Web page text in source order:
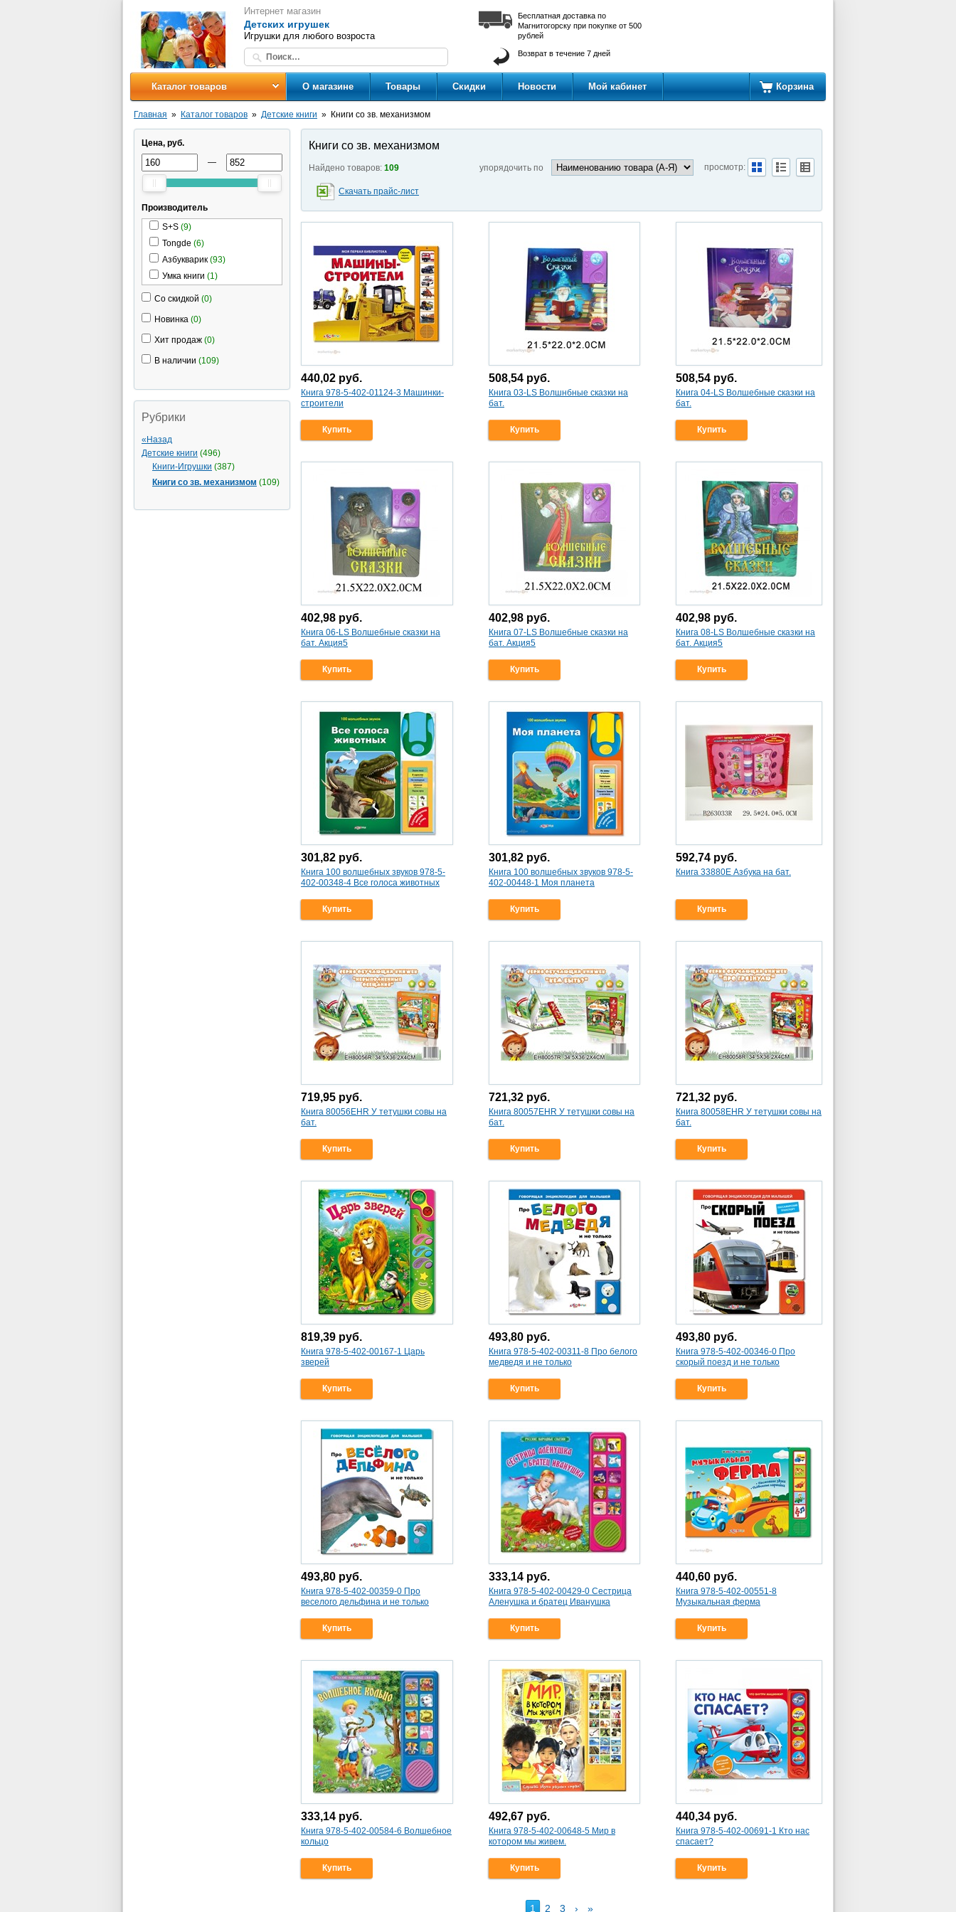
Интернет магазин
Детских игрушек
Игрушки для любого возроста
Бесплатная доставка по
Магнитогорску при покупке от 500
рублей
Возврат в течение 7 дней
Каталог товаров Корзина
О магазине Товары Скидки Новости Мой кабинет
Главная Каталог товаров Детские книги Книги со зв. механизмом
Цена, руб.
—
Производитель
S+S (9)
Tongde (6)
Азбукварик (93)
Умка книги (1)
Со скидкой (0)
Новинка (0)
Хит продаж (0)
В наличии (109)
Рубрики
«Назад
Детские книги (496)
Книги-Игрушки (387)
Книги со зв. механизмом (109)
Книги со зв. механизмом
Найдено товаров: 109 упорядочить по просмотр:
Скачать прайс-лист
440,02 руб.
Книга 978-5-402-01124-3 Машинки-
строители
Купить
508,54 руб.
Книга 03-LS Волшнбные сказки на
бат.
Купить
508,54 руб.
Книга 04-LS Волшебные сказки на
бат.
Купить
402,98 руб.
Книга 06-LS Волшебные сказки на
бат. Акция5
Купить
402,98 руб.
Книга 07-LS Волшебные сказки на
бат. Акция5
Купить
402,98 руб.
Книга 08-LS Волшебные сказки на
бат. Акция5
Купить
301,82 руб.
Книга 100 волшебных звуков 978-5-
402-00348-4 Все голоса животных
Купить
301,82 руб.
Книга 100 волшебных звуков 978-5-
402-00448-1 Моя планета
Купить
592,74 руб.
Книга 33880Е Азбука на бат.
Купить
719,95 руб.
Книга 80056EHR У тетушки совы на
бат.
Купить
721,32 руб.
Книга 80057EHR У тетушки совы на
бат.
Купить
721,32 руб.
Книга 80058EHR У тетушки совы на
бат.
Купить
819,39 руб.
Книга 978-5-402-00167-1 Царь
зверей
Купить
493,80 руб.
Книга 978-5-402-00311-8 Про белого
медведя и не только
Купить
493,80 руб.
Книга 978-5-402-00346-0 Про
скорый поезд и не только
Купить
493,80 руб.
Книга 978-5-402-00359-0 Про
веселого дельфина и не только
Купить
333,14 руб.
Книга 978-5-402-00429-0 Сестрица
Аленушка и братец Иванушка
Купить
440,60 руб.
Книга 978-5-402-00551-8
Музыкальная ферма
Купить
333,14 руб.
Книга 978-5-402-00584-6 Волшебное
кольцо
Купить
492,67 руб.
Книга 978-5-402-00648-5 Мир в
котором мы живем.
Купить
440,34 руб.
Книга 978-5-402-00691-1 Кто нас
спасает?
Купить
1 2 3 › »